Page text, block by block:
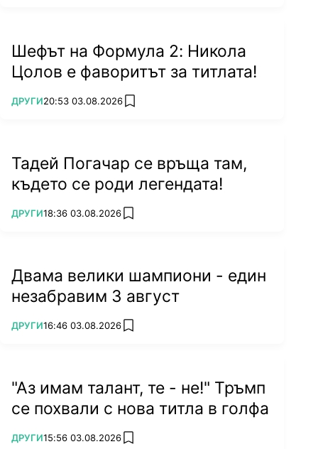
Шефът на Формула 2: Никола
Цолов е фаворитът за титлата!
ПОВЕЧЕ ОТ
ДРУГИ20:53 03.08.2026 add favorites
Тадей Погачар се връща там,
където се роди легендата!
ПОВЕЧЕ ОТ
ДРУГИ18:36 03.08.2026 add favorites
Двама велики шампиони - един
незабравим 3 август
ПОВЕЧЕ ОТ
ДРУГИ16:46 03.08.2026 add favorites
"Аз имам талант, те - не!" Тръмп
се похвали с нова титла в голфа
ПОВЕЧЕ ОТ
ДРУГИ15:56 03.08.2026 add favorites